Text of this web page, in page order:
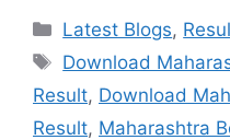
Categories
Latest Blogs,
Tags
Download
Result, Download
Result, Maharashtra